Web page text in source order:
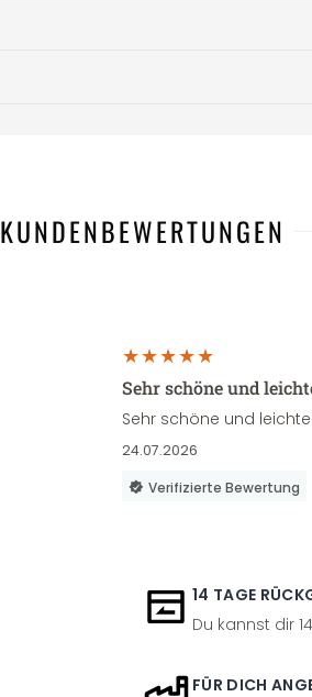
KUNDENBEWERTUNGEN
Sehr schöne und
Sehr schöne und
24.07.2026
Verifizierte Bewertung
14 TAGE
Du kannst dir
FÜR DICH